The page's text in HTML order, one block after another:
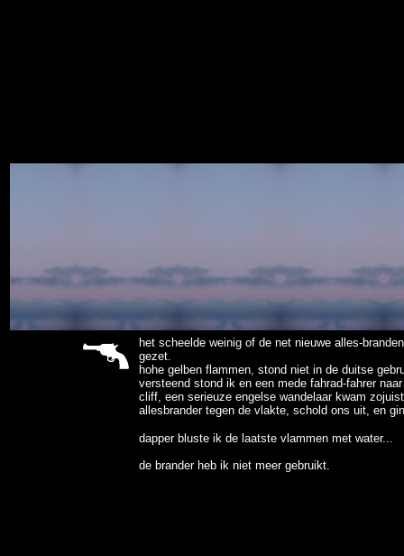
het scheelde weinig of de net nieuwe alles-
gezet.
hohe gelben flammen, stond niet in de duitse
versteend stond ik en een mede fahrad-fahrer
cliff, een serieuze engelse wandelaar kwam
allesbrander tegen de vlakte, schold ons uit, en
dapper bluste ik de laatste vlammen met water...
de brander heb ik niet meer gebruikt.